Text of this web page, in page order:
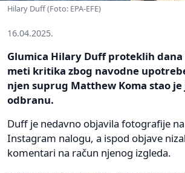
Hilary Duff (Foto: EPA-EFE)
16.04.2025.
Glumica Hilary Duff proteklih dana
meti kritika zbog navodne
njen suprug Matthew Koma stao
odbranu.
Duff je nedavno objavila fotografije
Instagram nalogu, a ispod objave
komentari na račun njenog izgleda.